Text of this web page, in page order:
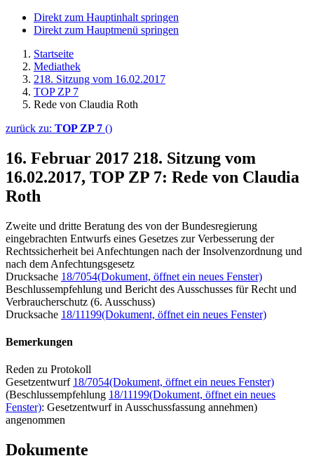
Direkt zum Hauptinhalt springen
Direkt zum Hauptmenü springen
Startseite
Mediathek
218. Sitzung vom 16.02.2017
TOP ZP 7
Rede von Claudia Roth
zurück zu: TOP ZP 7 ()
16. Februar 2017 218. Sitzung vom
16.02.2017, TOP ZP 7: Rede von Claudia
Roth
Zweite und dritte Beratung des von der Bundesregierung
eingebrachten Entwurfs eines Gesetzes zur Verbesserung der
Rechtssicherheit bei Anfechtungen nach der Insolvenzordnung und
nach dem Anfechtungsgesetz
Drucksache 18/7054(Dokument, öffnet ein neues Fenster)
Beschlussempfehlung und Bericht des Ausschusses für Recht und
Verbraucherschutz (6. Ausschuss)
Drucksache 18/11199(Dokument, öffnet ein neues Fenster)
Bemerkungen
Reden zu Protokoll
Gesetzentwurf 18/7054(Dokument, öffnet ein neues Fenster)
(Beschlussempfehlung 18/11199(Dokument, öffnet ein neues
Fenster): Gesetzentwurf in Ausschussfassung annehmen)
angenommen
Dokumente